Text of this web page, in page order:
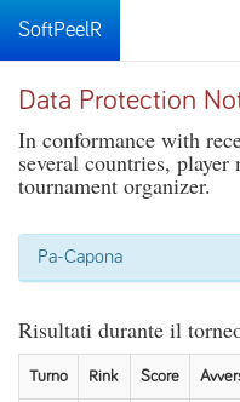
SoftPeelR
Data Protection
In conformance with
several countries,
tournament organizer.
Pa-Capona
Risultati durante il
Turno Rink Score